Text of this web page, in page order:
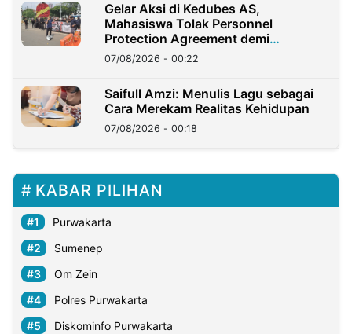
Gelar Aksi di Kedubes AS,
Mahasiswa Tolak Personnel
Protection Agreement demi
Kedaulatan Negara
07/08/2026 - 00:22
Saifull Amzi: Menulis Lagu sebagai
Cara Merekam Realitas Kehidupan
07/08/2026 - 00:18
KABAR PILIHAN
Purwakarta
Sumenep
Om Zein
Polres Purwakarta
Diskominfo Purwakarta